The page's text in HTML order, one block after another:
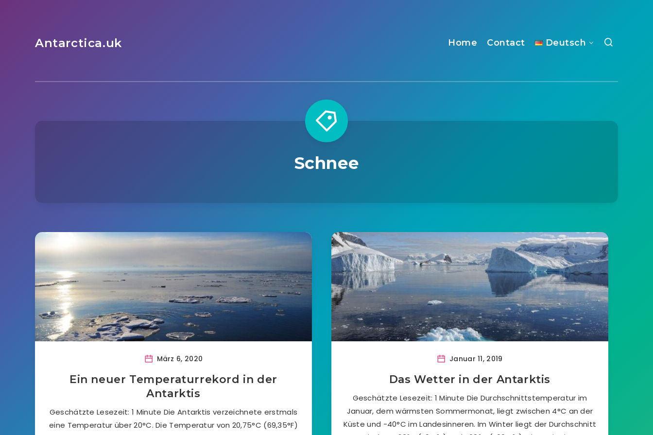
Antarctica.uk Home Contact Deutsch
Schnee
März 6, 2020
Ein neuer Temperaturrekord in der
Antarktis
Geschätzte Lesezeit: 1 Minute Die Antarktis verzeichnete erstmals
eine Temperatur über 20°C. Die Temperatur von 20,75°C (69,35°F)
Januar 11, 2019
Das Wetter in der Antarktis
Geschätzte Lesezeit: 1 Minute Die Durchschnittstemperatur im
Januar, dem wärmsten Sommermonat, liegt zwischen 4°C an der
Küste und -40°C im Landesinneren. Im Winter liegt der Durchschnitt